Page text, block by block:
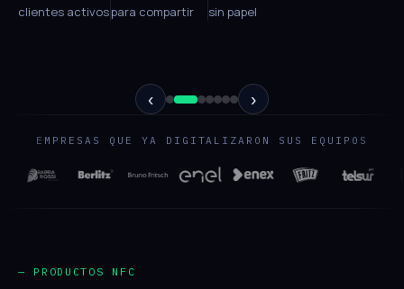
clientes activospara compartir sin papel
‹ ›
EMPRESAS QUE YA DIGITALIZARON SUS EQUIPOS
— PRODUCTOS NFC